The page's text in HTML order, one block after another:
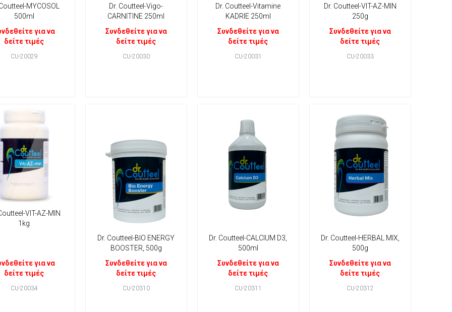
MYCOSOL
500ml
για να
δείτε τιμές
CU-20029
Dr. Coutteel-Vigo-
CARNITINE 250ml
Συνδεθείτε για να
δείτε τιμές
CU-20030
Dr. Coutteel-Vitamine
KADRIE 250ml
Συνδεθείτε για να
δείτε τιμές
CU-20031
Dr. Coutteel-VIT-AZ-MIN
250g
Συνδεθείτε για να
δείτε τιμές
CU-20033
VIT-AZ-MIN
1kg
για να
δείτε τιμές
CU-20034
Dr. Coutteel-BIO ENERGY
BOOSTER, 500g
Συνδεθείτε για να
δείτε τιμές
CU-20310
Dr. Coutteel-CALCIUM D3,
500ml
Συνδεθείτε για να
δείτε τιμές
CU-20311
Dr. Coutteel-HERBAL MIX,
500g
Συνδεθείτε για να
δείτε τιμές
CU-20312